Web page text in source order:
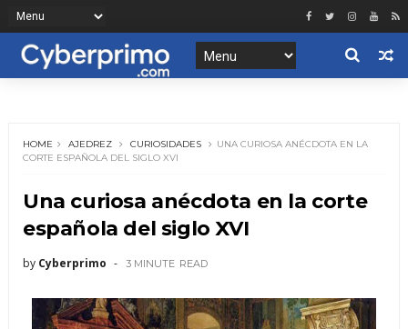
HOME AJEDREZ CURIOSIDADES
UNA CURIOSA ANÉCDOTA EN LA
CORTE ESPAÑOLA DEL SIGLO XVI
Una curiosa anécdota en la corte
española del siglo XVI
by Cyberprimo 3 MINUTE READ